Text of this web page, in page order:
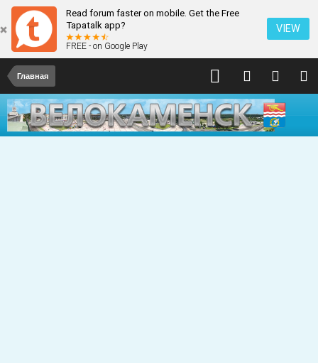
Read forum faster on mobile. Get the Free
Tapatalk app?
FREE - on Google Play
VIEW
Главная